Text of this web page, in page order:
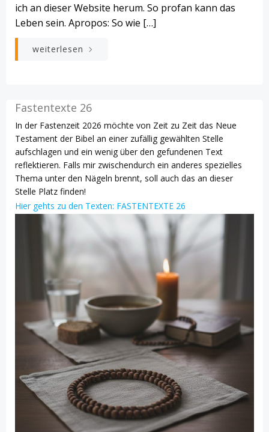
ich an dieser Website herum. So profan kann das
Leben sein. Apropos: So wie […]
weiterlesen
Fastentexte 26
In der Fastenzeit 2026 möchte von Zeit zu Zeit das Neue
Testament der Bibel an einer zufällig gewählten Stelle
aufschlagen und ein wenig über den gefundenen Text
reflektieren. Falls mir zwischendurch ein anderes spezielles
Thema unter den Nägeln brennt, soll auch das an dieser
Stelle Platz finden!
Hier gehts zu den Texten: FASTENTEXTE 26